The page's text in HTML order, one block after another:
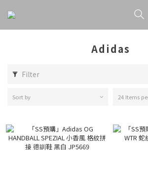
Adidas
Filter
Sort by 24 Items